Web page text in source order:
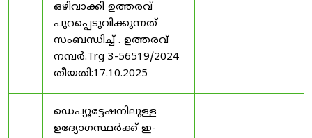
ഒഴിവാക്കി ഉത്തരവ്
പുറപ്പെടുവിക്കുന്നത്
സംബന്ധിച്ച് . ഉത്തരവ്
നമ്പർ.Trg 3-56519/2024
തീയതി:17.10.2025
ഡെപ്യൂട്ടേഷനിലുള്ള
ഉദ്യോഗസ്ഥർക്ക് ഇ-